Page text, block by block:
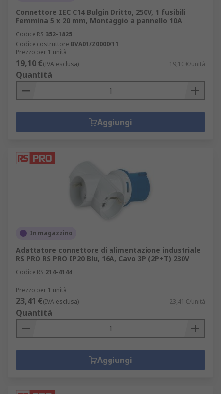
Connettore IEC C14 Bulgin Dritto, 250V, 1 fusibili
Femmina 5 x 20 mm, Montaggio a pannello 10A
Codice RS 352-1825
Codice costruttore BVA01/Z0000/11
Prezzo per 1 unità
19,10 €(IVA esclusa) 19,10 €/unità
Quantità
Aggiungi
In magazzino
Adattatore connettore di alimentazione industriale
RS PRO RS PRO IP20 Blu, 16A, Cavo 3P (2P+T) 230V
Codice RS 214-4144
Prezzo per 1 unità
23,41 €(IVA esclusa) 23,41 €/unità
Quantità
Aggiungi